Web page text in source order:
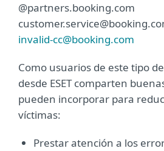
@partners.booking.com
invalid-cc@booking.com
Como usuarios de este tipo
desde ESET comparten
pueden incorporar para
víctimas:
Prestar atención a los